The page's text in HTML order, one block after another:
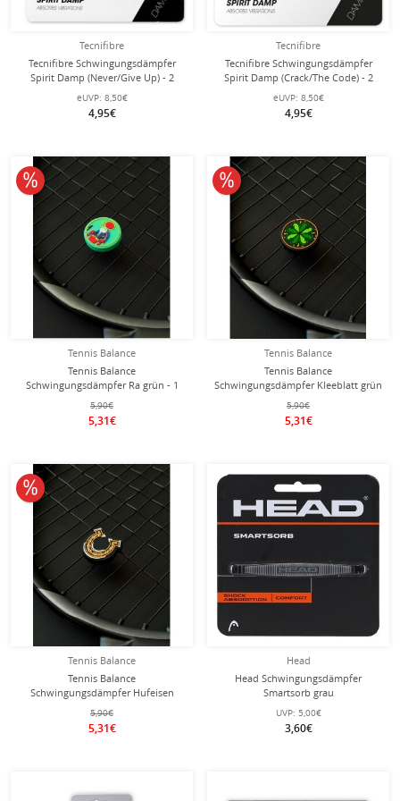
Tecnifibre
Tecnifibre Schwingungsdämpfer
Spirit Damp (Never/Give Up) - 2
Stück
eUVP: 8,50€
4,95€
Tecnifibre
Tecnifibre Schwingungsdämpfer
Spirit Damp (Crack/The Code) - 2
Stück
eUVP: 8,50€
4,95€
Tennis Balance
Tennis Balance
Schwingungsdämpfer Ra grün - 1
Stück
5,90€
5,31€
10% reduziert
Tennis Balance
Tennis Balance
Schwingungsdämpfer Kleeblatt grün
- 1 Stück
5,90€
5,31€
10% reduziert
Tennis Balance
Tennis Balance
Schwingungsdämpfer Hufeisen
schwarz - 1 Stück
5,90€
5,31€
10% reduziert
Head
Head Schwingungsdämpfer
Smartsorb grau
UVP: 5,00€
3,60€